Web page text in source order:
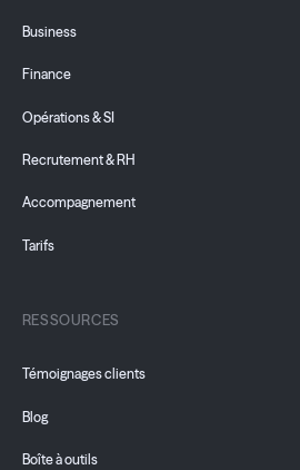
Business
Finance
Opérations & SI
Recrutement & RH
Accompagnement
Tarifs
RESSOURCES
Témoignages clients
Blog
Boîte à outils